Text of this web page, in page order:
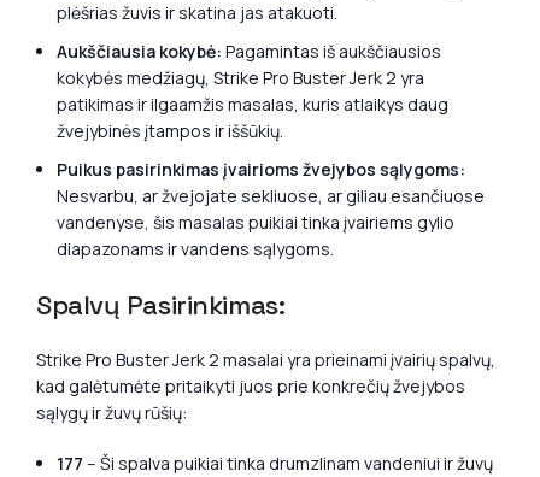
plėšrias žuvis ir skatina jas atakuoti.
Aukščiausia kokybė: Pagamintas iš aukščiausios
kokybės medžiagų, Strike Pro Buster Jerk 2 yra
patikimas ir ilgaamžis masalas, kuris atlaikys daug
žvejybinės įtampos ir iššūkių.
Puikus pasirinkimas įvairioms žvejybos sąlygoms:
Nesvarbu, ar žvejojate sekliuose, ar giliau esančiuose
vandenyse, šis masalas puikiai tinka įvairiems gylio
diapazonams ir vandens sąlygoms.
Spalvų Pasirinkimas:
Strike Pro Buster Jerk 2 masalai yra prieinami įvairių spalvų,
kad galėtumėte pritaikyti juos prie konkrečių žvejybos
sąlygų ir žuvų rūšių:
177 – Ši spalva puikiai tinka drumzlinam vandeniui ir žuvų